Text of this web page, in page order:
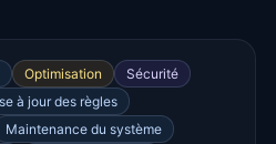
Optimisation
Sécurité
à jour des règles
Maintenance du système